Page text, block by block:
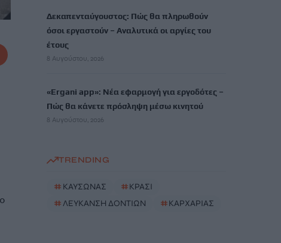
Δεκαπενταύγουστος: Πώς θα πληρωθούν
όσοι εργαστούν – Αναλυτικά οι αργίες του
έτους
8 Αυγούστου, 2026
«Ergani app»: Νέα εφαρμογή για εργοδότες –
Πώς θα κάνετε πρόσληψη μέσω κινητού
8 Αυγούστου, 2026
TRENDING
# ΚΑΥΣΩΝΑΣ #ΚΡΑΣΙ
#ΛΕΥΚΑΝΣΗ ΔΟΝΤΙΩΝ #ΚΑΡΧΑΡΙΑΣ